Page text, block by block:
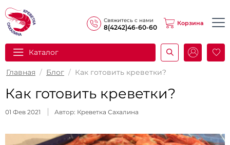
Свяжитесь с нами
8(4242)46-60-60
Корзина
Каталог
Главная / Блог / Как готовить креветки?
Как готовить креветки?
01 Фев 2021 Автор: Креветка Сахалина